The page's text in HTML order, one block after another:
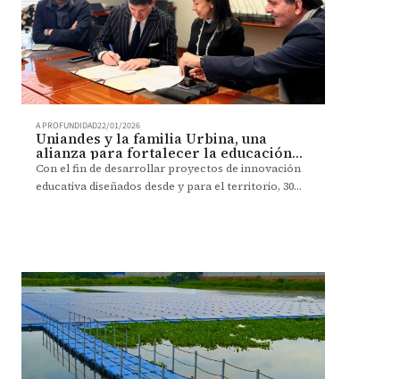
A PROFUNDIDAD22/01/2026
Uniandes y la familia Urbina, una
alianza para fortalecer la educación
de Norte de Santander
Con el fin de desarrollar proyectos de innovación
educativa diseñados desde y para el territorio, 30